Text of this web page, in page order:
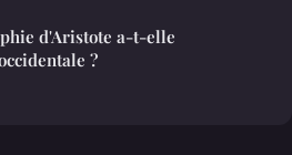
d'Aristote a-t-elle
?